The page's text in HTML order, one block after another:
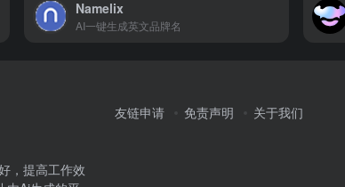
Namelix
AI一键生成英文品牌名
，提高工作效
友链申请 免责声明 关于我们